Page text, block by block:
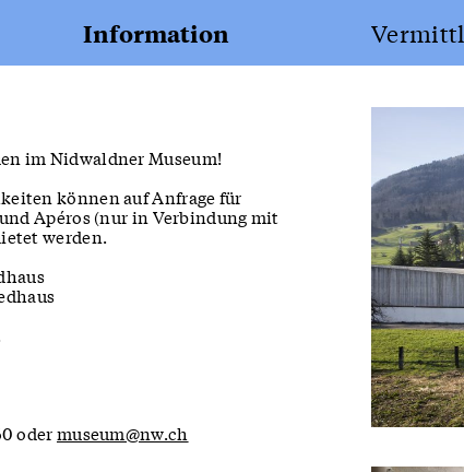
Information
LP21:
im Nidwaldner Museum!
können auf Anfrage für
Apéros (nur in Verbindung mit
werden.
odermuseum@nw.ch